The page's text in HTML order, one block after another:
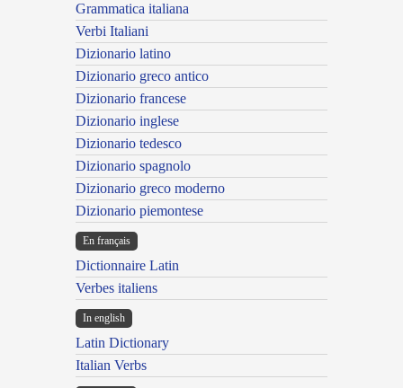
Grammatica italiana
Verbi Italiani
Dizionario latino
Dizionario greco antico
Dizionario francese
Dizionario inglese
Dizionario tedesco
Dizionario spagnolo
Dizionario greco moderno
Dizionario piemontese
En français
Dictionnaire Latin
Verbes italiens
In english
Latin Dictionary
Italian Verbs